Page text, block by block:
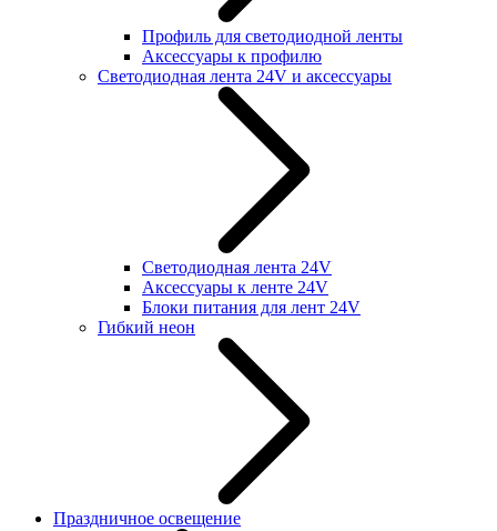
Профиль для светодиодной ленты
Аксессуары к профилю
Светодиодная лента 24V и аксессуары
Светодиодная лента 24V
Аксессуары к ленте 24V
Блоки питания для лент 24V
Гибкий неон
Праздничное освещение